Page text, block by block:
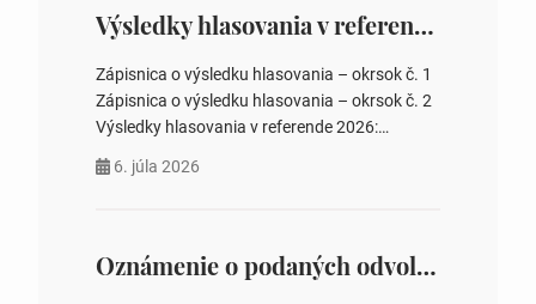
zastupiteľstiev, počtu poslancov obecných
zastupiteľstiev v nich 4. Schválenie odpredaja
obecného pozemku –…
Výsledky hlasovania v referende 2026
Zápisnica o výsledku hlasovania – okrsok č. 1
Zápisnica o výsledku hlasovania – okrsok č. 2
Výsledky hlasovania v referende 2026:
na hlasovaní https://www.volbysr.sk/…
6. júla 2026
Oznámenie o podaných odvolaniach a upovedomenie účastníkov konania o obsahu podaných odvolani – Verejná vyhláška